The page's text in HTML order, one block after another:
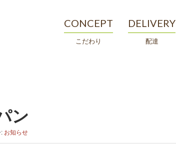
CONCEPT
こだわり
DELIVERY
配達
ン
お知らせ